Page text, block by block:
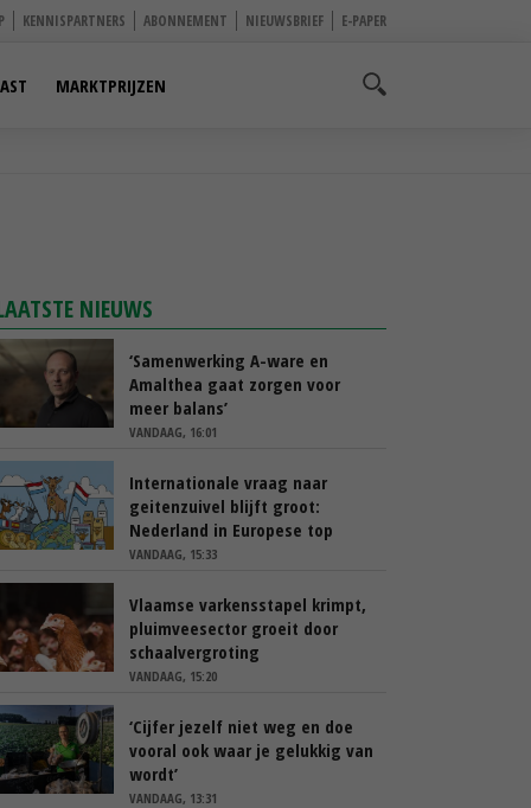
KENNISPARTNERS ABONNEMENT NIEUWSBRIEF E-PAPER
MARKTPRIJZEN
NIEUWS
‘Samenwerking A-ware en
Amalthea gaat zorgen voor
meer balans’
VANDAAG, 16:01
Internationale vraag naar
geitenzuivel blijft groot:
Nederland in Europese top
VANDAAG, 15:33
Vlaamse varkensstapel krimpt,
pluimveesector groeit door
schaalvergroting
VANDAAG, 15:20
‘Cijfer jezelf niet weg en doe
vooral ook waar je gelukkig van
wordt’
VANDAAG, 13:31